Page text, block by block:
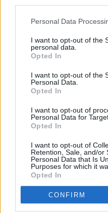
Personal Data
I want to opt-out of the
personal data.
Opted In
I want to opt-out of the
Personal Data.
Opted In
I want to opt-out of
Personal Data for
Opted In
I want to opt-out of
Retention, Sale, and/or
Personal Data that Is
Purposes for which it
Opted In
CONFIRM